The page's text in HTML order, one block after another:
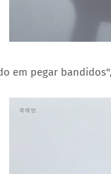
em pegar